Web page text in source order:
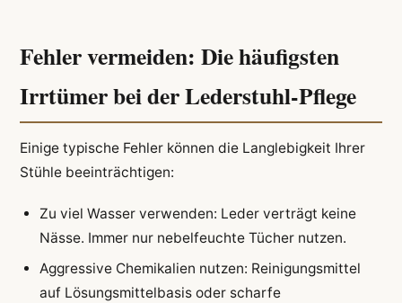
Fehler vermeiden: Die häufigsten
Irrtümer bei der Lederstuhl-Pflege
Einige typische Fehler können die Langlebigkeit Ihrer
Stühle beeinträchtigen:
Zu viel Wasser verwenden: Leder verträgt keine
Nässe. Immer nur nebelfeuchte Tücher nutzen.
Aggressive Chemikalien nutzen: Reinigungsmittel
auf Lösungsmittelbasis oder scharfe